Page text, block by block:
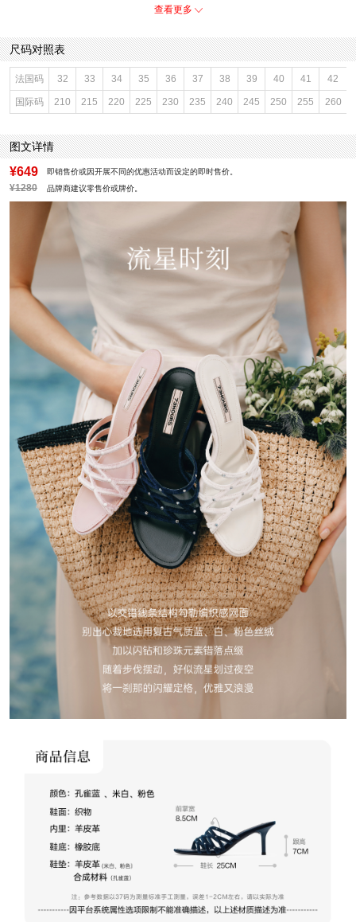
参考鞋长(女)：25CM
鞋面内里材质：羊皮革
性别：女子
皮质特征：织物
上市时间：2026年夏季
鞋底材质：橡胶底
参考鞋宽(女)：8.5CM
里料材质：羊皮革
色系：蓝色
鞋类流行款式：拖鞋
流行元素：纯色
前掌高度：无
查看更多
尺码对照表
法国码 32 33 34 35 36 37 38 39 40 41 42
国际码 210 215 220 225 230 235 240 245 250 255 260
图文详情
¥649 即销售价或因开展不同的优惠活动而设定的即时售价。
¥1280 品牌商建议零售价或牌价。